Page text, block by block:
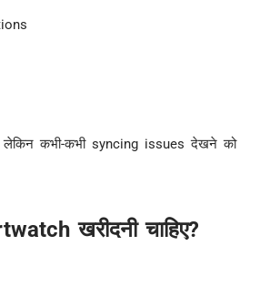
कभी-कभी syncing issues देखने को
खरीदनी चाहिए?